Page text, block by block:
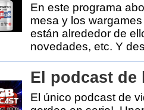
En este programa
mesa y los
están alrededor de
novedades, etc. Y
El podcast de
El único podcast de